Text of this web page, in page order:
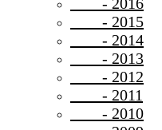
- 2015
- 2014
- 2013
- 2012
- 2011
- 2010